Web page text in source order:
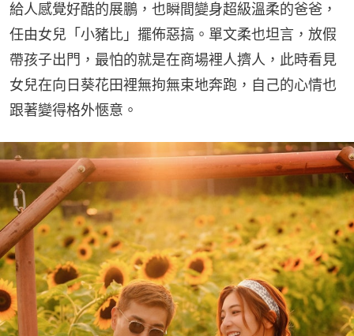
給人感覺好酷的展鵬，也瞬間變身超級溫柔的爸爸，
任由女兒「小豬比」擺佈惡搞。單文柔也坦言，放假
帶孩子出門，最怕的就是在商場裡人擠人，此時看見
女兒在向日葵花田裡無拘無束地奔跑，自己的心情也
跟著變得格外愜意。